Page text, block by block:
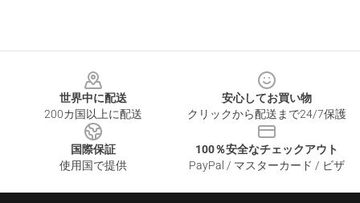
世界中に配送
200カ国以上に配送
安心してお買い物
クリックから配送まで24/7保護
国際保証
使用国で提供
100％安全なチェックアウト
PayPal / マスターカード / ビザ